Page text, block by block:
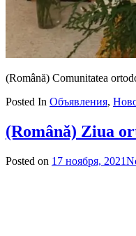
(Română) Comunitatea
Posted In Объявления,
(Română) Ziua
Posted on 17 ноября, 2021